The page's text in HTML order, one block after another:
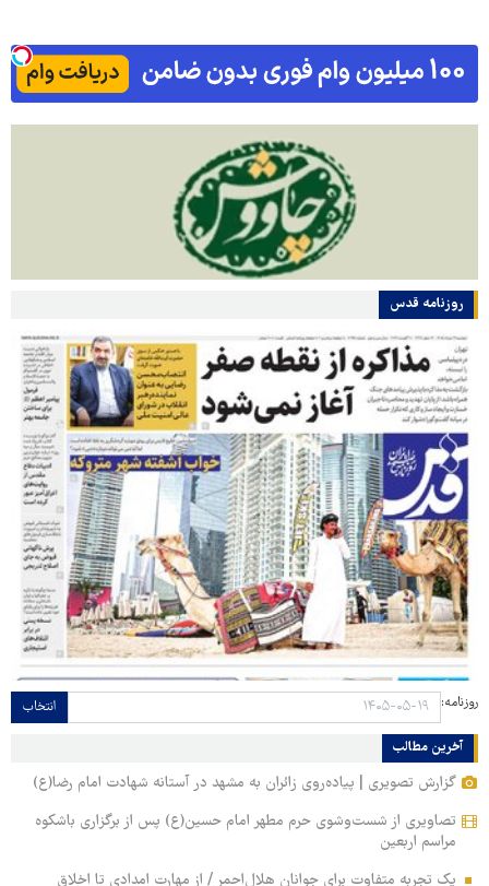
روزنامه قدس
روزنامه: انتخاب
آخرین مطالب
گزارش تصویری | پیاده‌روی زائران به مشهد در آستانه شهادت امام رضا(ع)
تصاویری از شست‌وشوی حرم مطهر امام حسین(ع) پس از برگزاری باشکوه
مراسم اربعین
یک تجربه متفاوت برای جوانان هلال‌احمر / از مهارت امدادی تا اخلاق